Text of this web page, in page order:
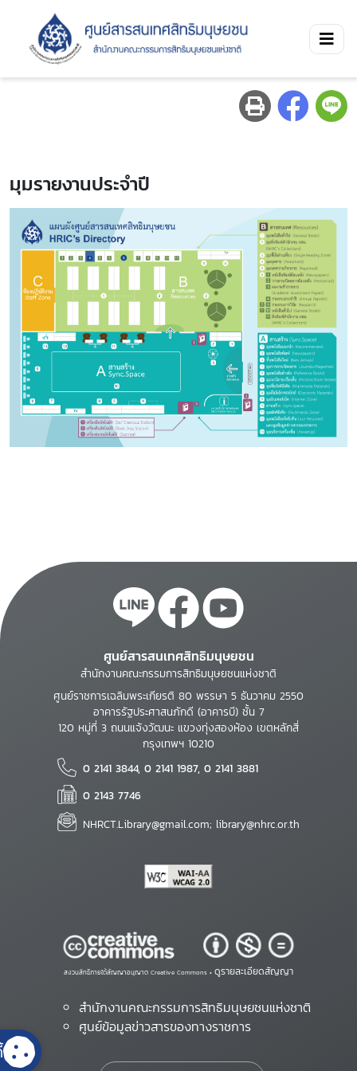
มุมรายงานประจำปี
ศูนย์สารสนเทศสิทธิมนุษยชน
สำนักงานคณะกรรมการสิทธิมนุษยชนแห่งชาติ
ศูนย์ราชการเฉลิมพระเกียรติ 80 พรรษา 5 ธันวาคม 2550
อาคารรัฐประศาสนภักดี (อาคารบี) ชั้น 7
120 หมู่ที่ 3 ถนนแจ้งวัฒนะ แขวงทุ่งสองห้อง เขตหลักสี่
กรุงเทพฯ 10210
0 2141 3844, 0 2141 1987, 0 2141 3881
0 2143 7746
NHRCT.Library@gmail.com; library@nhrc.or.th
สงวนสิทธิ์ภายใต้สัญญาอนุญาต Creative Commons • ดูรายละเอียดสัญญา
สำนักงานคณะกรรมการสิทธิมนุษยชนแห่งชาติ
ศูนย์ข้อมูลข่าวสารของทางราชการ